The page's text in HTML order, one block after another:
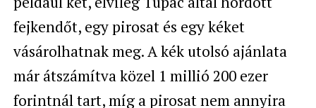
fejkendőt, egy pirosat és egy kéket
vásárolhatnak meg. A kék utolsó ajánlata
már átszámítva közel 1 millió 200 ezer
forintnál tart, míg a pirosat nem annyira